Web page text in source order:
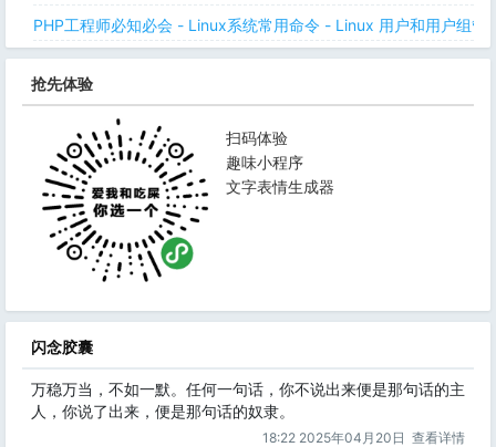
PHP工程师必知必会 - Linux系统常用命令 - Linux 用户和用户组管
抢先体验
扫码体验
趣味小程序
文字表情生成器
闪念胶囊
万稳万当，不如一默。任何一句话，你不说出来便是那句话的主
人，你说了出来，便是那句话的奴隶。
18:22 2025年04月20日 查看详情